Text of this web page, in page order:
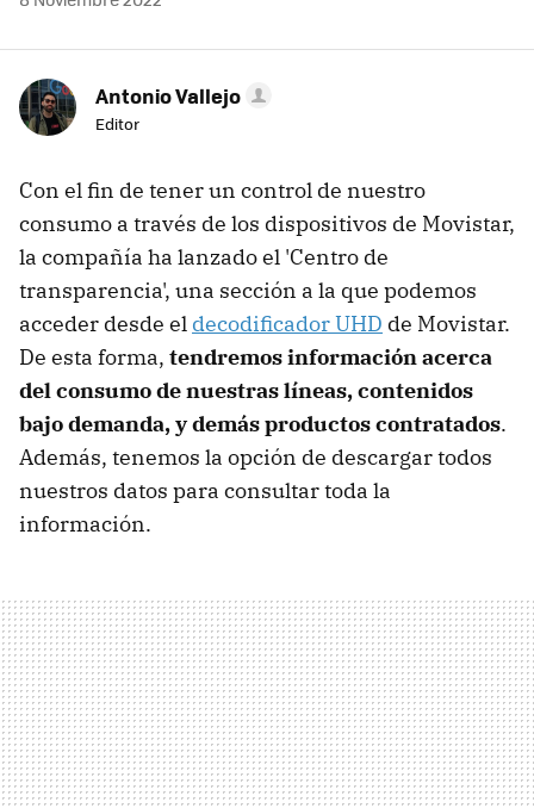
Antonio Vallejo
Editor
Con el fin de tener un control de nuestro
consumo a través de los dispositivos de Movistar,
la compañía ha lanzado el 'Centro de
transparencia', una sección a la que podemos
acceder desde el decodificador UHD de Movistar.
De esta forma, tendremos información acerca
del consumo de nuestras líneas, contenidos
bajo demanda, y demás productos contratados.
Además, tenemos la opción de descargar todos
nuestros datos para consultar toda la
información.